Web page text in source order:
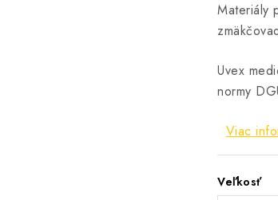
Materiály
Uvex
normy
Viac
Veľkosť